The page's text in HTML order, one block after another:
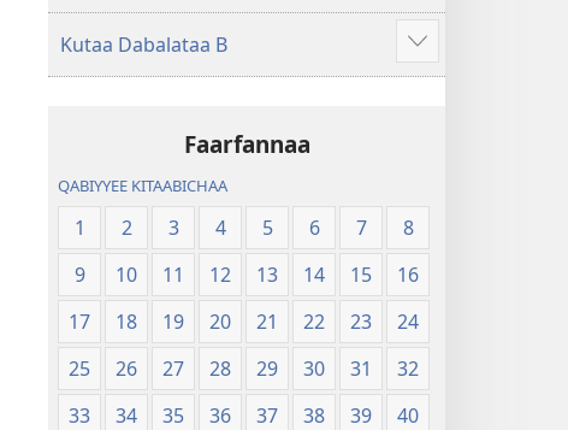
argisiisi
Kutaa Dabalataa B
Dabalataan
argisiisi
Faarfannaa
QABIYYEE KITAABICHAA
1 2 3 4 5 6 7
8
9
10 11 12 13 14 15
16
17
18 19 20 21 22 23
24
25
26 27 28 29 30 31
32
33
34 35 36 37 38 39
40